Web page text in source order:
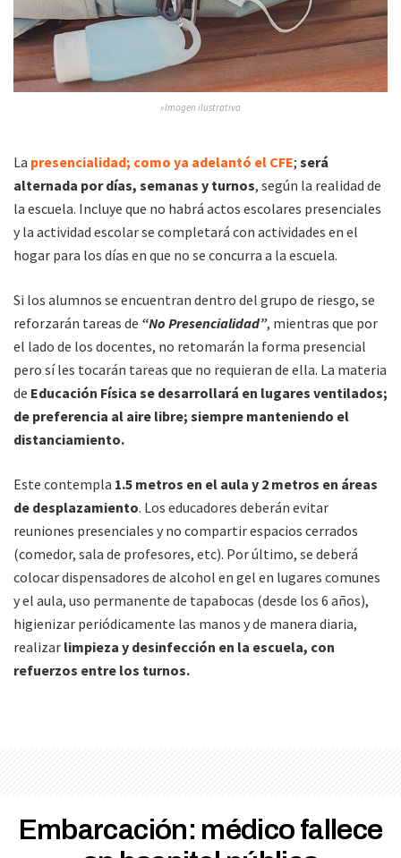
»Imagen ilustrativa
La presencialidad; como ya adelantó el CFE; será
alternada por días, semanas y turnos, según la realidad de
la escuela. Incluye que no habrá actos escolares presenciales
y la actividad escolar se completará con actividades en el
hogar para los días en que no se concurra a la escuela.
Si los alumnos se encuentran dentro del grupo de riesgo, se
reforzarán tareas de “No Presencialidad”, mientras que por
el lado de los docentes, no retomarán la forma presencial
pero sí les tocarán tareas que no requieran de ella. La materia
de Educación Física se desarrollará en lugares ventilados;
de preferencia al aire libre; siempre manteniendo el
distanciamiento.
Este contempla 1.5 metros en el aula y 2 metros en áreas
de desplazamiento. Los educadores deberán evitar
reuniones presenciales y no compartir espacios cerrados
(comedor, sala de profesores, etc). Por último, se deberá
colocar dispensadores de alcohol en gel en lugares comunes
y el aula, uso permanente de tapabocas (desde los 6 años),
higienizar periódicamente las manos y de manera diaria,
realizar limpieza y desinfección en la escuela, con
refuerzos entre los turnos.
Embarcación: médico fallece